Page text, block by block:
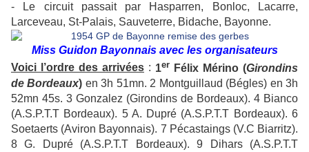
- Le circuit passait par Hasparren, Bonloc, Lacarre,
Larceveau, St-Palais, Sauveterre, Bidache, Bayonne.
Miss Guidon Bayonnais avec les organisateurs
Voici l’ordre des arrivées : 1er Félix Mérino (Girondins
de Bordeaux) en 3h 51mn. 2 Montguillaud (Bégles) en 3h
52mn 45s. 3 Gonzalez (Girondins de Bordeaux). 4 Bianco
(A.S.P.T.T Bordeaux). 5 A. Dupré (A.S.P.T.T Bordeaux). 6
Soetaerts (Aviron Bayonnais). 7 Pécastaings (V.C Biarritz).
8 G. Dupré (A.S.P.T.T Bordeaux). 9 Dihars (A.S.P.T.T